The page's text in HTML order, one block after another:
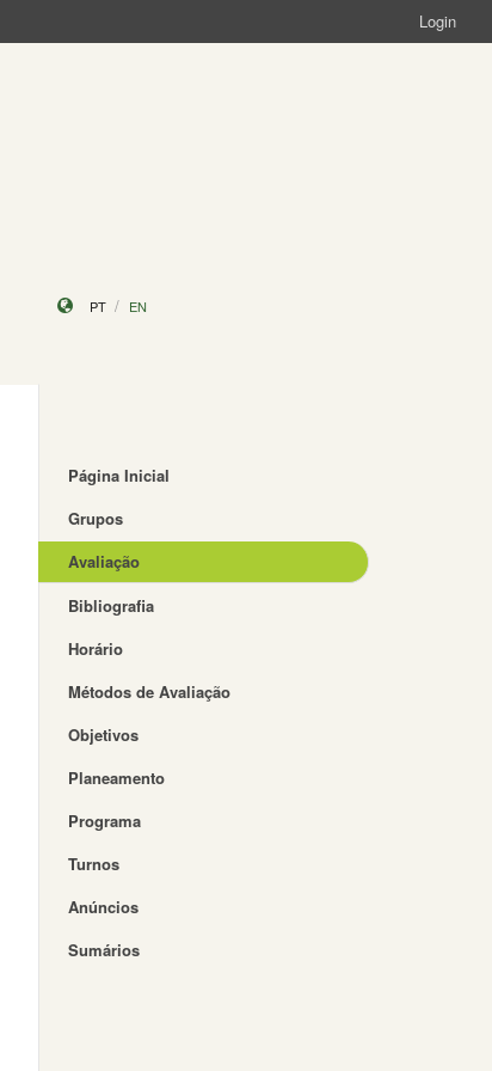
Login
PT EN
Página Inicial
Grupos
Avaliação
Bibliografia
Horário
Métodos de Avaliação
Objetivos
Planeamento
Programa
Turnos
Anúncios
Sumários